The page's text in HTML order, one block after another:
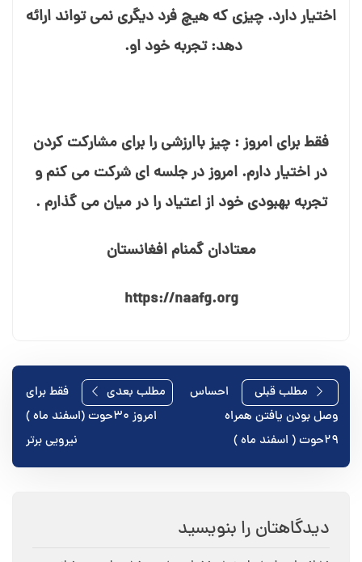
اختیار دارد. چیزی که هیچ فرد دیگری نمی⁯ تواند ارائه
دهد: تجربه خود او.
فقط برای امروز : چیز باارزشی را برای مشارکت کردن
در اختیار دارم. امروز در جلسه⁯ ای شرکت می⁯ کنم و
تجربه بهبودی خود از اعتیاد را در میان می⁯ گذارم .
معتادان گمنام افغانستان
https://naafg.org
راهبری
نوشته
مطلب قبلی
احساس
وصل بودن یافتن همراه
۲۹‌حوت ( اسفند ماه )
مطلب بعدی
فقط برای
امروز ۳۰حوت (اسفند ماه )
نیرویی برتر
دیدگاهتان را بنویسید